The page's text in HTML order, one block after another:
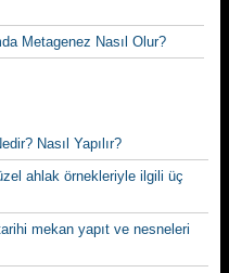
Metagenez Nasıl Olur?
Nasıl Yapılır?
ahlak örnekleriyle ilgili üç
mekan yapıt ve nesneleri